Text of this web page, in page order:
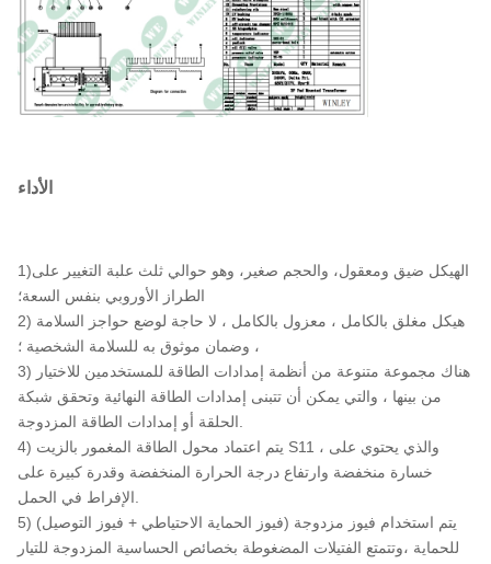
مادة التلف النحاس
تصنيف درجة حرارة
البيئة
40 درجة مئوية
الأداء
1)الهيكل ضيق ومعقول، والحجم صغير، وهو حوالي ثلث علبة التغيير على
الطراز الأوروبي بنفس السعة؛
2) هيكل مغلق بالكامل ، معزول بالكامل ، لا حاجة لوضع حواجز السلامة
، وضمان موثوق به للسلامة الشخصية ؛
3) هناك مجموعة متنوعة من أنظمة إمدادات الطاقة للمستخدمين للاختيار
من بينها ، والتي يمكن أن تتبنى إمدادات الطاقة النهائية وتحقق شبكة
الحلقة أو إمدادات الطاقة المزدوجة.
4) يتم اعتماد محول الطاقة المغمور بالزيت S11 ، والذي يحتوي على
خسارة منخفضة وارتفاع درجة الحرارة المنخفضة وقدرة كبيرة على
الإفراط في الحمل.
5) يتم استخدام فيوز مزدوجة (فيوز الحماية الاحتياطي + فيوز التوصيل)
للحماية ،وتتمتع الفتيلات المضغوطة بخصائص الحساسية المزدوجة للتيار